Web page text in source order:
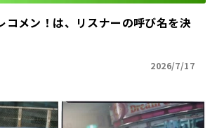
コメン！は、リスナーの呼び名を決
2026/7/17